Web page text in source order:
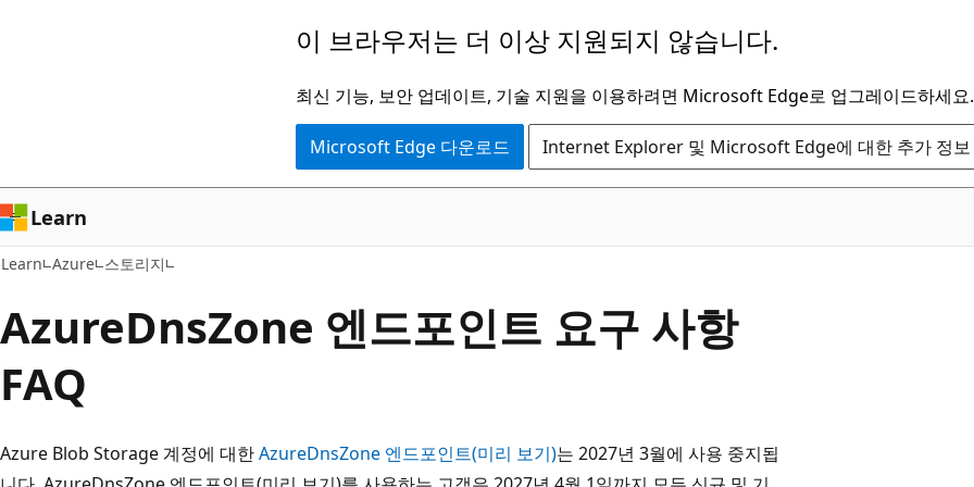
로
건
너
뛰
이 브라우저는 더 이상 지원되지 않습니다.
최신 기능, 보안 업데이트, 기술 지원을 이용하려면 Microsoft Edge로 업그레이드하세요.
Microsoft Edge 다운로드 Internet Explorer 및 Microsoft Edge에 대한 추가 정보
Learn
Learn Azure 스토리지
AzureDnsZone 엔드포인트 요구 사항
FAQ
Azure Blob Storage 계정에 대한AzureDnsZone 엔드포인트(미리 보기)는 2027년 3월에 사용 중지됩